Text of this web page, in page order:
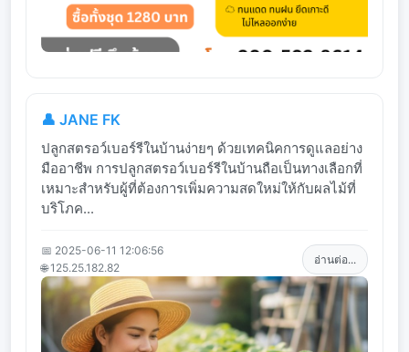
👤 JANE FK
ปลูกสตรอว์เบอร์รีในบ้านง่ายๆ ด้วยเทคนิคการดูแลอย่าง
มืออาชีพ การปลูกสตรอว์เบอร์รีในบ้านถือเป็นทางเลือกที่
เหมาะสำหรับผู้ที่ต้องการเพิ่มความสดใหม่ให้กับผลไม้ที่
บริโภค...
📅 2025-06-11 12:06:56
🌐 125.25.182.82
อ่านต่อ...